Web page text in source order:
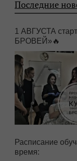
Последние
1 АВГУСТА
БРОВЕЙ»🔥
Расписание
время: